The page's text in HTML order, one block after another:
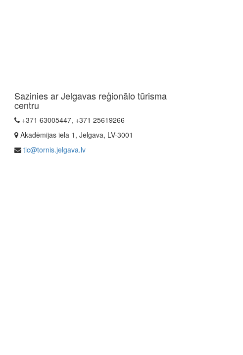
Sazinies ar Jelgavas reģionālo tūrisma
centru
+371 63005447, +371 25619266
Akadēmijas iela 1, Jelgava, LV-3001
tic@tornis.jelgava.lv